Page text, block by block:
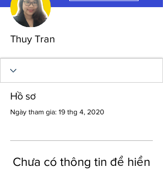
Thuy Tran
Hồ sơ
Ngày tham gia: 19 thg 4, 2020
Chưa có thông tin để hiển